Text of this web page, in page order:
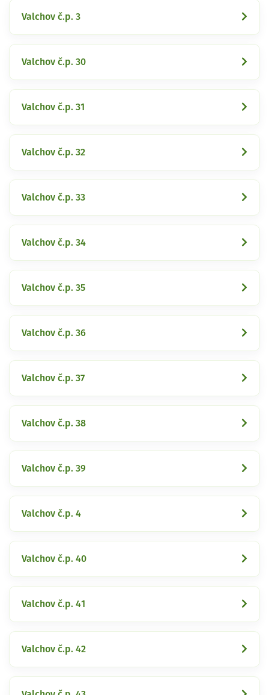
Valchov č.p. 3
Valchov č.p. 30
Valchov č.p. 31
Valchov č.p. 32
Valchov č.p. 33
Valchov č.p. 34
Valchov č.p. 35
Valchov č.p. 36
Valchov č.p. 37
Valchov č.p. 38
Valchov č.p. 39
Valchov č.p. 4
Valchov č.p. 40
Valchov č.p. 41
Valchov č.p. 42